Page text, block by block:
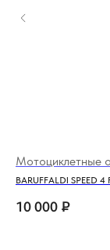
BARUFFALDI SPEED 4
Мотоциклетные
10 000 ₽